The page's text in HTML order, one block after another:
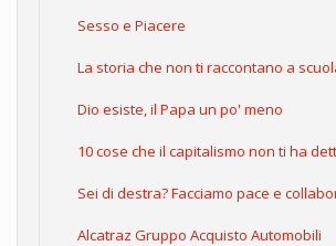
Sesso e Piacere
La storia che non ti raccontano a
Dio esiste, il Papa un po' meno
10 cose che il capitalismo non ti ha
Sei di destra? Facciamo pace e
Alcatraz Gruppo Acquisto Automobili